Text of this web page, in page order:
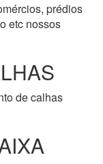
prédios
etc nossos
de calhas